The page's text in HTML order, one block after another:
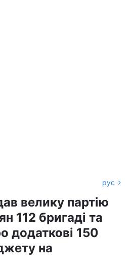
рус
велику партію
112 бригаді та
додаткові 150
на